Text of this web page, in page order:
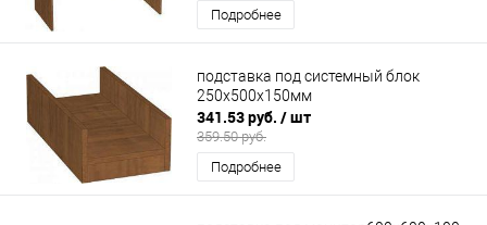
Подробнее
подставка под системный блок
250х500х150мм
341.53 руб. / шт
359.50 руб.
Подробнее